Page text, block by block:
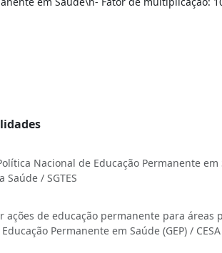
Nacional de Educação Permanente em
/ SGTES
ações de educação permanente para áreas
Permanente em Saúde (GEP) / CESA